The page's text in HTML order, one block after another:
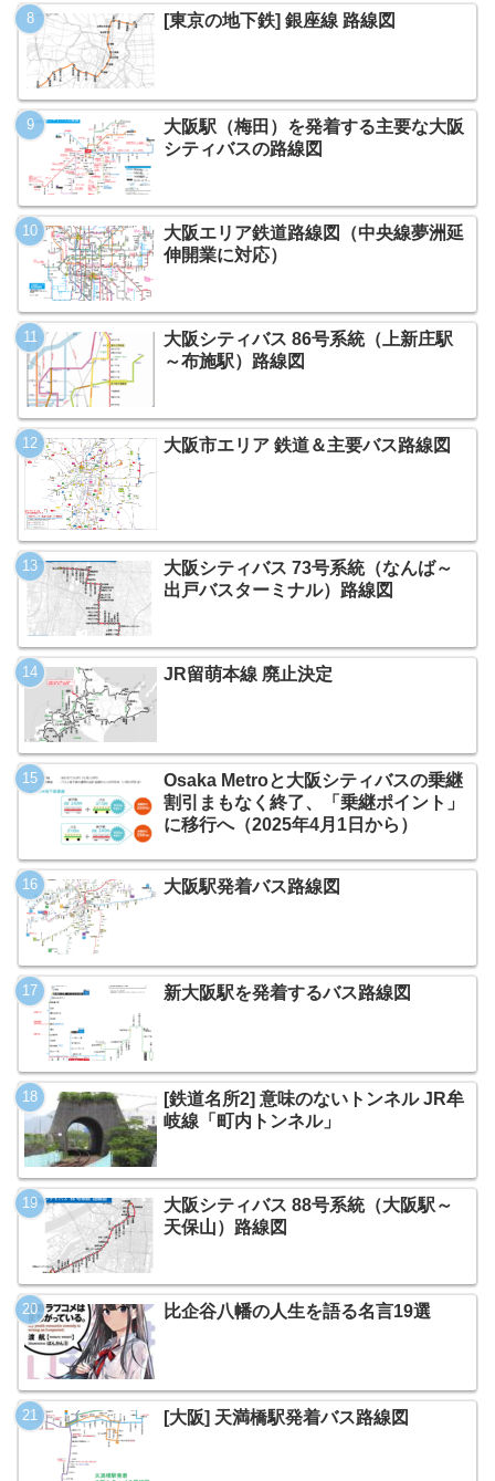
[東京の地下鉄] 銀座線 路線図
大阪駅（梅田）を発着する主要な大阪
シティバスの路線図
大阪エリア鉄道路線図（中央線夢洲延
伸開業に対応）
大阪シティバス 86号系統（上新庄駅
～布施駅）路線図
大阪市エリア 鉄道＆主要バス路線図
大阪シティバス 73号系統（なんば～
出戸バスターミナル）路線図
JR留萌本線 廃止決定
Osaka Metroと大阪シティバスの乗継
割引まもなく終了、「乗継ポイント」
に移行へ（2025年4月1日から）
大阪駅発着バス路線図
新大阪駅を発着するバス路線図
[鉄道名所2] 意味のないトンネル JR牟
岐線「町内トンネル」
大阪シティバス 88号系統（大阪駅～
天保山）路線図
比企谷八幡の人生を語る名言19選
[大阪] 天満橋駅発着バス路線図